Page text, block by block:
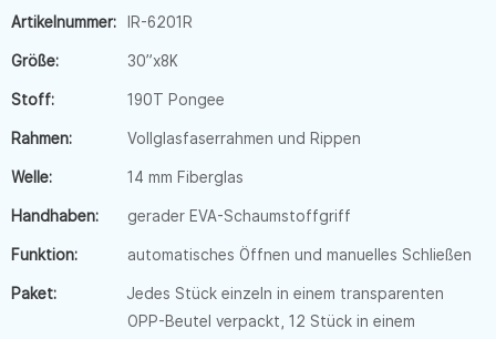
Artikelnummer: IR-6201R
Größe: 30”x8K
Stoff: 190T Pongee
Rahmen: Vollglasfaserrahmen und Rippen
Welle: 14 mm Fiberglas
Handhaben: gerader EVA-Schaumstoffgriff
Funktion: automatisches Öffnen und manuelles Schließen
Paket:
Jedes Stück einzeln in einem transparenten
OPP-Beutel verpackt, 12 Stück in einem